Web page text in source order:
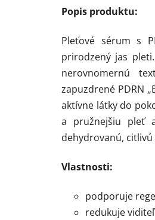
Popis produktu:
Pleťové sérum s
prirodzený jas
nerovnomernú
zapuzdrené PDRN
aktívne látky do
a pružnejšiu pleť
dehydrovanú,
Vlastnosti:
podporuje
redukuje